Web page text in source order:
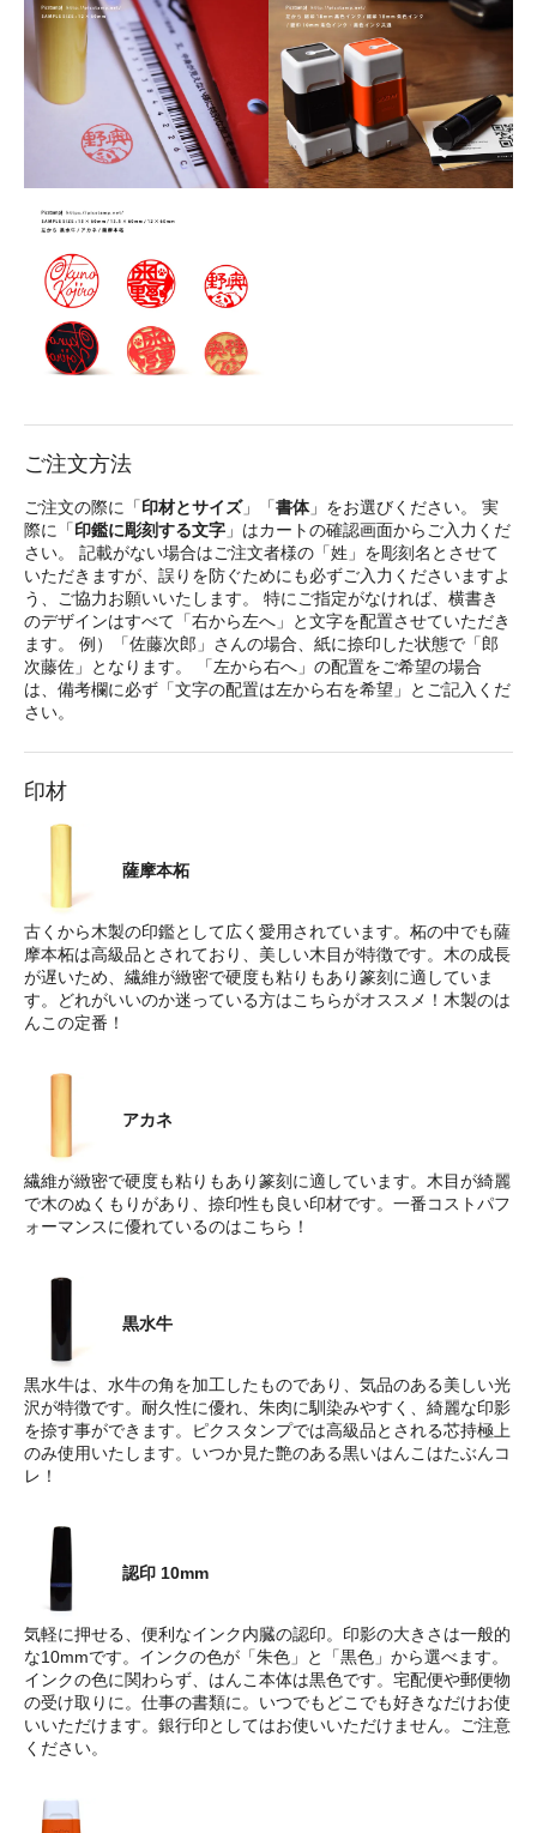
ご注文方法
ご注文の際に「印材とサイズ」「書体」をお選びください。 実
際に「印鑑に彫刻する文字 」はカートの確認画面からご入力くだ
さい。 記載がない場合はご注文者様の「姓」を彫刻名とさせて
いただきますが、誤りを防ぐためにも必ずご入力くださいますよ
う、ご協力お願いいたします。 特にご指定がなければ、横書き
のデザインはすべて「右から左へ」と文字を配置させていただき
ます。 例）「佐藤次郎」さんの場合、紙に捺印した状態で「郎
次藤佐」となります。 「左から右へ」の配置をご希望の場合
は、備考欄に必ず「文字の配置は左から右を希望」とご記入くだ
さい。
印材
薩摩本柘
古くから木製の印鑑として広く愛用されています。柘の中でも薩
摩本柘は高級品とされており、美しい木目が特徴です。木の成長
が遅いため、繊維が緻密で硬度も粘りもあり篆刻に適していま
す。どれがいいのか迷っている方はこちらがオススメ！木製のは
んこの定番！
アカネ
繊維が緻密で硬度も粘りもあり篆刻に適しています。木目が綺麗
で木のぬくもりがあり、捺印性も良い印材です。一番コストパフ
ォーマンスに優れているのはこちら！
黒水牛
黒水牛は、水牛の角を加工したものであり、気品のある美しい光
沢が特徴です。耐久性に優れ、朱肉に馴染みやすく、綺麗な印影
を捺す事ができます。ピクスタンプでは高級品とされる芯持極上
のみ使用いたします。いつか見た艶のある黒いはんこはたぶんコ
レ！
認印 10mm
気軽に押せる、便利なインク内臓の認印。印影の大きさは一般的
な10mmです。インクの色が「朱色」と「黒色」から選べます。
インクの色に関わらず、はんこ本体は黒色です。宅配便や郵便物
の受け取りに。仕事の書類に。いつでもどこでも好きなだけお使
いいただけます。銀行印としてはお使いいただけません。ご注意
ください。